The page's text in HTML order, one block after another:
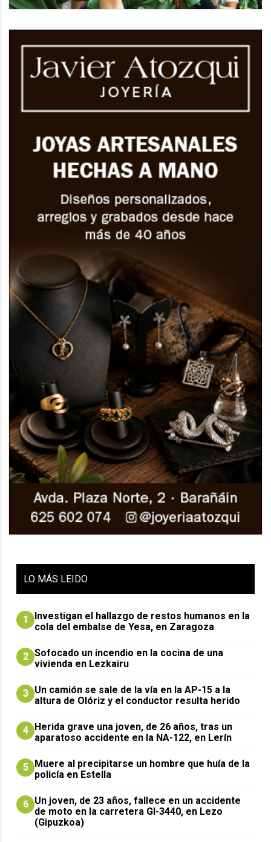
LO MÁS LEIDO
1
Investigan el hallazgo de restos humanos en la
cola del embalse de Yesa, en Zaragoza
2 Sofocado un incendio en la cocina de una
vivienda en Lezkairu
3 Un camión se sale de la vía en la AP-15 a la
altura de Olóriz y el conductor resulta herido
4 Herida grave una joven, de 26 años, tras un
aparatoso accidente en la NA-122, en Lerín
5 Muere al precipitarse un hombre que huía de la
policía en Estella
6 Un joven, de 23 años, fallece en un accidente
de moto en la carretera GI-3440, en Lezo
(Gipuzkoa)